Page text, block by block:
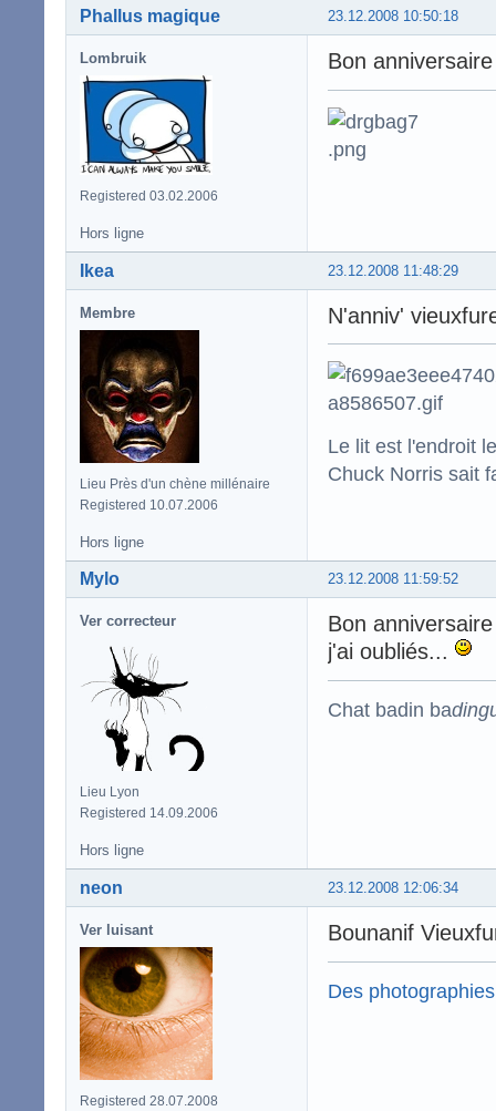
23.12.2008 10:50:18
Phallus magique
Lombruik
Registered 03.02.2006
Bon
Hors ligne
23.12.2008 11:48:29
Ikea
Membre
Lieu Près d'un chène millénaire
Registered 10.07.2006
N'anniv'
Le lit est l'endroit
Chuck Norris sait
Hors ligne
23.12.2008 11:59:52
Mylo
Ver correcteur
Lieu Lyon
Registered 14.09.2006
Bon
j'ai oubliés...
Chat badin ba
Hors ligne
23.12.2008 12:06:34
neon
Ver luisant
Registered 28.07.2008
Bounanif
Des